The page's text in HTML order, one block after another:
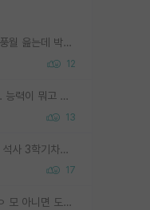
서당개 개 ㅅㄲ도 3년이면 풍월 읊는데 박사 5년 이상 대리고 있으면서 물된건 교수 탓 맞는ㄱ게 거기가 서당이 아니란 소리임
12
능력없는박사 란 말이지 뭐. 능력이 뭐고 능력이 있다는게 뭔지는 사람마다 기준이 다르니까 얘기해봐야 서로 자기 기준만 얘기해서 논쟁이 끝이 안나고. 주위에서 능력있고 야심있는 신입생이 교수가 유의미한 피드백을 아예 안주면서 제대로된 과제에 참여해볼 기회도 제공하지 않고 잡일 뺑뺑이만 돌려서 맨날 단순작업만 하면서 밤새다가 눈빛이 점점 죽어가는걸 본 사람은 물박사는 교수탓이라고 하고, 교수는 이것저것 알려도 주고 기회도 주고 사수 동기 붙여주면서 어떻게든 끌고가려고 하는데 본인이 매일 뺀질거리면서 출근 하는둥마는둥 하다가 기껏 와서도 폰이나 쳐다보다가 실험 망치고 저녁약속있어서 먼저 가볼게요~ 하는걸 본 사람은 물박사는 본인탓이라고 함.
13
가지마라. 신생랩이고 내가 석사 3학기차인데 최고참인데 나도 아무것도 모르는데 교수가 후배들 왜 논문 교육 안시키냐. 논문 왜 안 써오냐 닦달한다
17
신생랩+젊은 교수 이게 ㄹㅇ 모 아니면 도인듯.